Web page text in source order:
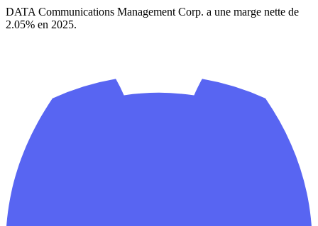
DATA Communications Management Corp. a une marge nette de
2.05% en 2025.